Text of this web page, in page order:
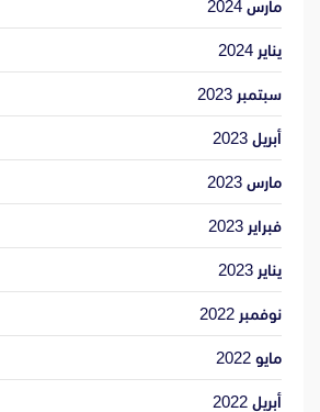
مارس 2024
يناير 2024
سبتمبر 2023
أبريل 2023
مارس 2023
فبراير 2023
يناير 2023
نوفمبر 2022
مايو 2022
أبريل 2022